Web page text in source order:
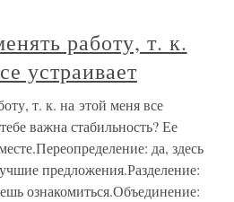
работу, т. к.
устраивает
т. к. на этой меня все
важна стабильность? Ее
да, здесь
предложения.Разделение:
ознакомиться.Объединение: